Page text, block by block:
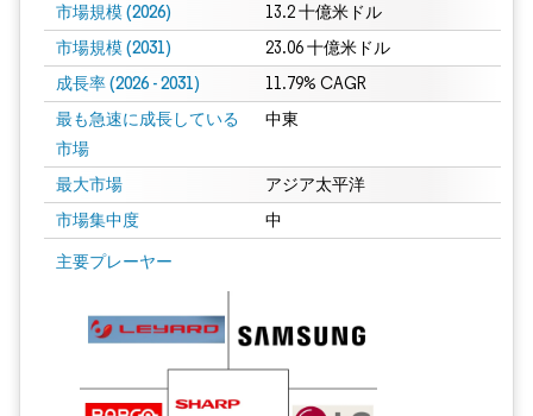
市場規模 (2026) 13.2 十億米ドル
市場規模 (2031) 23.06 十億米ドル
成長率 (2026 - 2031) 11.79% CAGR
最も急速に成長している
市場
中東
最大市場 アジア太平洋
市場集中度 中
主要プレーヤー
画像 © Mordor Intelligence。再利用にはCC BY 4.0の表示が必要です。